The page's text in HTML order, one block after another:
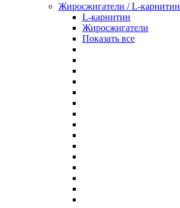
Жиросжигатели / L-карнитин
L-карнитин
Жиросжигатели
Показать все